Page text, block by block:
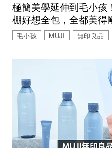
極簡美學延伸到毛小孩
棚好想全包，全都美得
毛小孩 MUJI 無印良品